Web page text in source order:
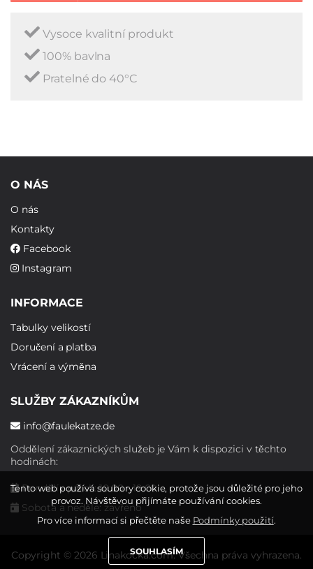
Vysoce kvalitní produkt
100% bavlna
Pratelné do 40°C
O NÁS
O nás
Kontakty
Facebook
Instagram
INFORMACE
Tabulky velikostí
Doručení a platba
Vrácení a výměna
SLUŽBY ZÁKAZNÍKŮM
info@faulekatze.de
Oddělení zákaznických služeb je Vám k dispozici v těchto
hodinách:
Pondělí - pátek: 10:00 - 19:00
Sobota a neděle: zavřeno
Copyright © 2026 Linakocka.com. Všechna práva vyhrazena.
Tento web používá soubory cookie, protože jsou důležité pro jeho
provoz. Návštěvou přijímáte používání cookies.
Pro více informací si přečtěte naše Podmínky použití.
SOUHLASÍM